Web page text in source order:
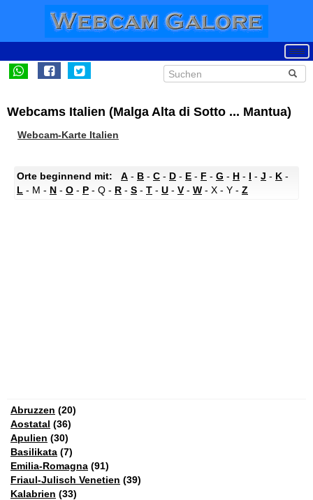
Webcams Italien (Malga Alta di Sotto ... Mantua)
Webcam-Karte Italien
Orte beginnend mit: A - B - C - D - E - F - G - H - I - J - K -
L - M - N - O - P - Q - R - S - T - U - V- W - X - Y - Z
Abruzzen (20)
Aostatal (36)
Apulien (30)
Basilikata (7)
Emilia-Romagna (91)
Friaul-Julisch Venetien (39)
Kalabrien (33)